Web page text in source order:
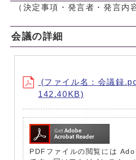
（決定事項・発言者・発言内
会議の詳細
(ファイル名：会議録
142.40KB)
PDFファイルの閲覧には